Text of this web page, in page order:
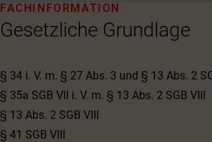
Gesetzliche Grundlage
FACHINFORMATION
§ 34 i. V. m. § 27 Abs. 3 und § 13 Abs. 2
§ 35a SGB VII i. V. m. § 13 Abs. 2 SGB VIII
§ 13 Abs. 2 SGB VIII
§ 41 SGB VIII